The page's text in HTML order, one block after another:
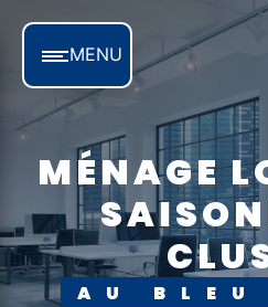
MENU
MÉNAGE LOCATION
AU
Panneau de gestion des cookies